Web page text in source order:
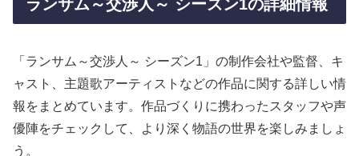
ランサム～交渉人～ シーズン1の詳細情報
「ランサム～交渉人～ シーズン1」の制作会社や監督、キ
ャスト、主題歌アーティストなどの作品に関する詳しい情
報をまとめています。作品づくりに携わったスタッフや声
優陣をチェックして、より深く物語の世界を楽しみましょ
う。